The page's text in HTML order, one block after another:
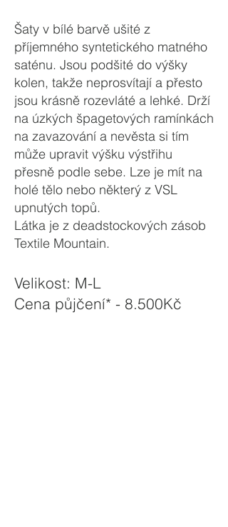
Šaty v bílé barvě ušité z
příjemného syntetického matného
saténu. Jsou podšité do výšky
kolen, takže neprosvítají a přesto
jsou krásně rozevláté a lehké. Drží
na úzkých špagetových ramínkách
na zavazování a nevěsta si tím
může upravit výšku výstřihu
přesně podle sebe. Lze je mít na
holé tělo nebo některý z VSL
upnutých topů.
Látka je z deadstockových zásob
Textile Mountain.
Velikost: M-L
Cena půjčení* - 8.500Kč